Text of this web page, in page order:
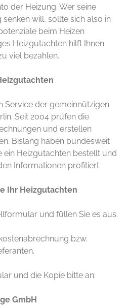
der Heizung. Wer seine
will, sollte sich also in
beim Heizen
Heizgutachten hilft Ihnen
viel bezahlen.
Service der gemeinnützigen
Seit 2004 prüfen die
und erstellen
Bislang haben bundesweit
ein Heizgutachten bestellt und
Informationen profitiert.
Ihr Heizgutachten
und füllen Sie es aus.
bzw.
und die Kopie bitte an:
GmbH